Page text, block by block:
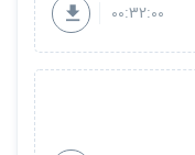
00:32:00